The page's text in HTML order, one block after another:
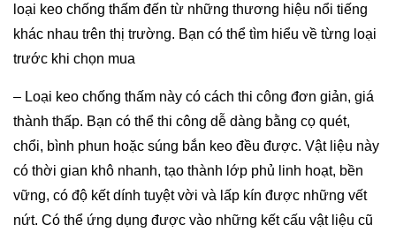
loại keo chống thấm đến từ những thương hiệu nổi tiếng
khác nhau trên thị trường. Bạn có thể tìm hiểu về từng loại
trước khi chọn mua
– Loại keo chống thấm này có cách thi công đơn giản, giá
thành thấp. Bạn có thể thi công dễ dàng bằng cọ quét,
chổi, bình phun hoặc súng bắn keo đều được. Vật liệu này
có thời gian khô nhanh, tạo thành lớp phủ linh hoạt, bền
vững, có độ kết dính tuyệt vời và lấp kín được những vết
nứt. Có thể ứng dụng được vào những kết cấu vật liệu cũ